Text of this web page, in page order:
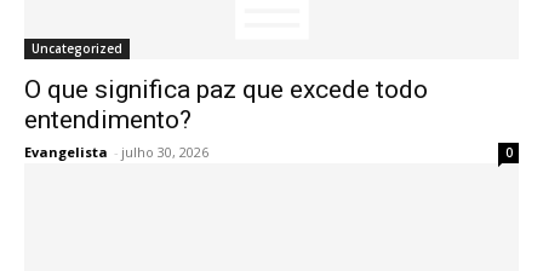
Uncategorized
O que significa paz que excede todo
entendimento?
Evangelista - julho 30, 2026 0